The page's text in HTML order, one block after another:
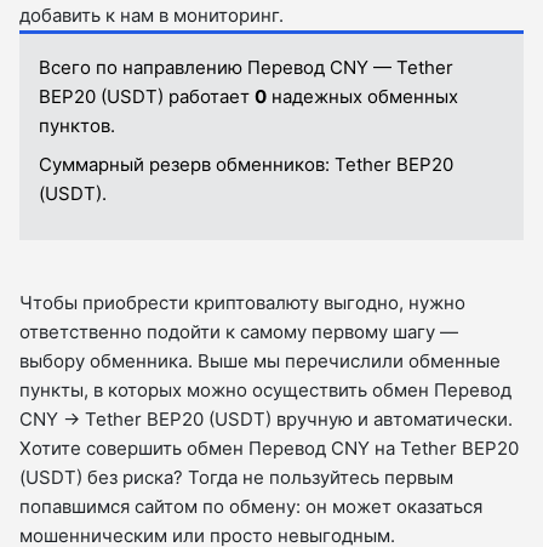
добавить к нам в мониторинг.
Всего по направлению Перевод CNY — Tether
BEP20 (USDT) работает 0 надежных обменных
пунктов.
Суммарный резерв обменников: Tether BEP20
(USDT).
Чтобы приобрести криптовалюту выгодно, нужно
ответственно подойти к самому первому шагу —
выбору обменника. Выше мы перечислили обменные
пункты, в которых можно осуществить обмен Перевод
CNY → Tether BEP20 (USDT) вручную и автоматически.
Хотите совершить обмен Перевод CNY на Tether BEP20
(USDT) без риска? Тогда не пользуйтесь первым
попавшимся сайтом по обмену: он может оказаться
мошенническим или просто невыгодным.